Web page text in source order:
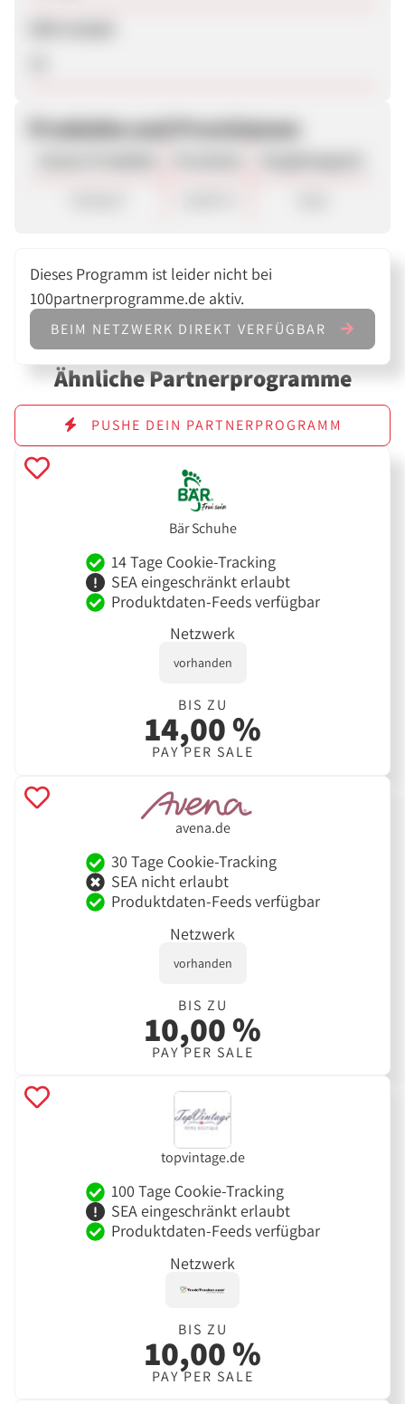
Produkte und Provisionen
Dieses Programm ist leider nicht bei
100partnerprogramme.de aktiv.
BEIM NETZWERK DIREKT VERFÜGBAR
Ähnliche Partnerprogramme
PUSHE DEIN PARTNERPROGRAMM
Bär Schuhe
14 Tage Cookie-Tracking
SEA eingeschränkt erlaubt
Produktdaten-Feeds verfügbar
Netzwerk
vorhanden
BIS ZU
14,00 %
PAY PER SALE
avena.de
30 Tage Cookie-Tracking
SEA nicht erlaubt
Produktdaten-Feeds verfügbar
Netzwerk
vorhanden
BIS ZU
10,00 %
PAY PER SALE
topvintage.de
100 Tage Cookie-Tracking
SEA eingeschränkt erlaubt
Produktdaten-Feeds verfügbar
Netzwerk
BIS ZU
10,00 %
PAY PER SALE